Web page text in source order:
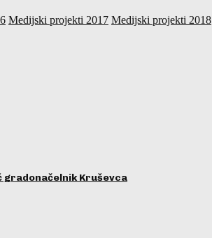
Medijski projekti 2017 Medijski projekti 2018
gradonačelnik Kruševca